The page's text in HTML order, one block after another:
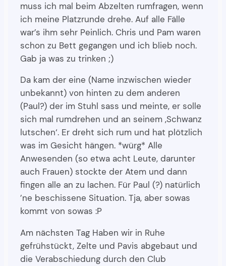
muss ich mal beim Abzelten rumfragen, wenn
ich meine Platzrunde drehe. Auf alle Fälle
war’s ihm sehr Peinlich. Chris und Pam waren
schon zu Bett gegangen und ich blieb noch.
Gab ja was zu trinken ;)
Da kam der eine (Name inzwischen wieder
unbekannt) von hinten zu dem anderen
(Paul?) der im Stuhl sass und meinte, er solle
sich mal rumdrehen und an seinem ‚Schwanz
lutschen‘. Er dreht sich rum und hat plötzlich
was im Gesicht hängen. *würg* Alle
Anwesenden (so etwa acht Leute, darunter
auch Frauen) stockte der Atem und dann
fingen alle an zu lachen. Für Paul (?) natürlich
’ne beschissene Situation. Tja, aber sowas
kommt von sowas :P
Am nächsten Tag Haben wir in Ruhe
gefrühstückt, Zelte und Pavis abgebaut und
die Verabschiedung durch den Club